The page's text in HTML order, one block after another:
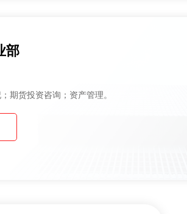
部
纪；期货投资咨询；资产管理。